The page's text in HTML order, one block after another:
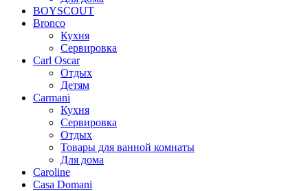
BOYSCOUT
Bronco
Кухня
Сервировка
Carl Oscar
Отдых
Детям
Carmani
Кухня
Сервировка
Отдых
Товары для ванной комнаты
Для дома
Caroline
Casa Domani